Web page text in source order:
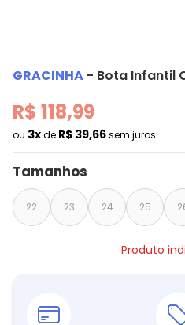
GRACINHA - Bota Infantil
R$ 118,99
ou 3xde R$ 39,66sem juros
Tamanhos
22 23 24 25
Produto